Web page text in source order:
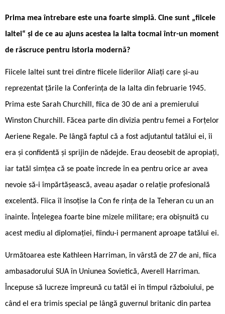
Prima mea întrebare este una foarte simplă. Cine sunt „fiicele
Ialtei“ și de ce au ajuns acestea la Ialta tocmai într-un moment
de răscruce pentru istoria modernă?
Fiicele Ialtei sunt trei dintre fiicele liderilor Aliați care și-au
reprezentat țările la Conferința de la Ialta din februarie 1945.
Prima este Sarah Churchill, fiica de 30 de ani a premierului
Winston Churchill. Făcea parte din divizia pentru femei a Forțelor
Aeriene Regale. Pe lângă faptul că a fost adjutantul tatălui ei, îi
era și confidentă și sprijin de nădejde. Erau deosebit de apropiați,
iar tatăl simțea că se poate încrede în ea pentru orice ar avea
nevoie să-i împărtășească, aveau așadar o relație profesională
excelentă. Fiica îl însoțise la Con ­fe rința de la Teheran cu un an
înainte. Înțelegea foarte bine mizele militare; era obișnuită cu
acest mediu al diplomației, fiindu-i permanent aproape tatălui ei.
Următoarea este Kathleen Harriman, în vârstă de 27 de ani, fiica
ambasadorului SUA în Uniunea Sovietică, Averell Harriman.
Începuse să lucreze împreună cu tatăl ei în timpul războiului, pe
când el era trimis special pe lângă guvernul britanic din partea